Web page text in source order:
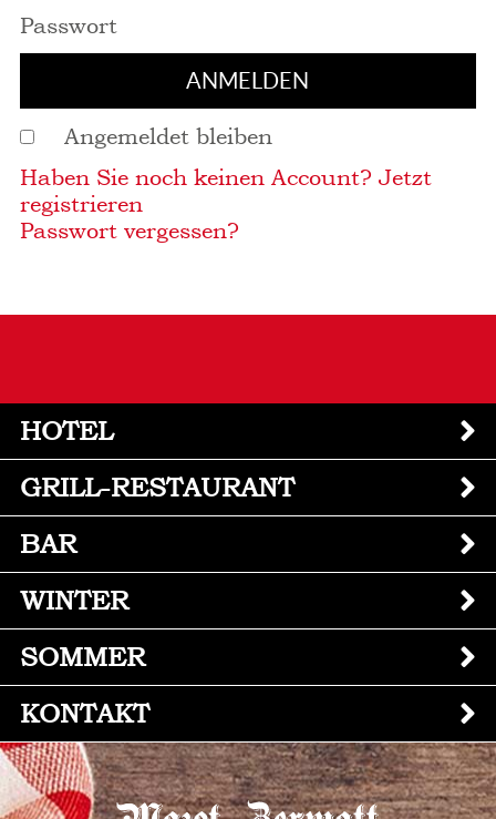
Passwort
Angemeldet bleiben
Haben Sie noch keinen Account? Jetzt
registrieren
Passwort vergessen?
HOTEL
GRILL-RESTAURANT
BAR
WINTER
SOMMER
KONTAKT